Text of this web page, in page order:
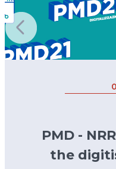
PMD -
the